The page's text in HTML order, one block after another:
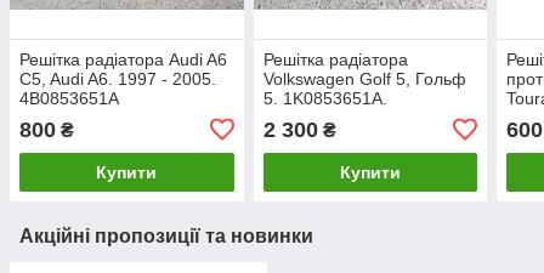
Решітка радіатора Audi A6
C5, Audi A6. 1997 - 2005.
4B0853651A
800 ₴
Купити
Решітка радіатора
Volkswagen Golf 5, Гольф
5. 1K0853651A.
2 300₴
Купити
600
Акційні пропозиції та новинки